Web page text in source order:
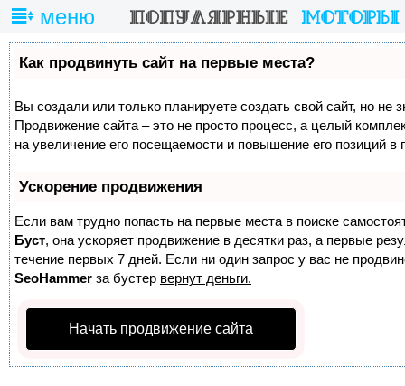
меню
Как продвинуть сайт на первые места?
Вы создали или только планируете создать свой сайт, но не
Продвижение сайта – это не просто процесс, а целый
на увеличение его посещаемости и повышение его позиций в
Ускорение продвижения
Если вам трудно попасть на первые места в поиске
Буст, она ускоряет продвижение в десятки раз, а первые
течение первых 7 дней. Если ни один запрос у вас не
SeoHammer за бустер вернут деньги.
Начать продвижение сайта